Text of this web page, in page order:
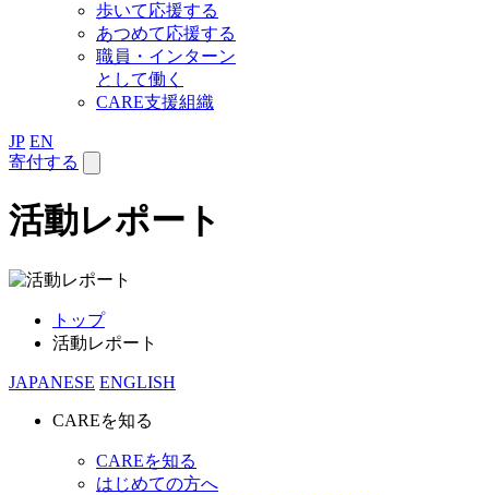
歩いて応援する
あつめて応援する
職員・インターン
として働く
CARE支援組織
JP EN
寄付する
活動レポート
トップ
活動レポート
JAPANESE ENGLISH
CAREを知る
CAREを知る
はじめての方へ